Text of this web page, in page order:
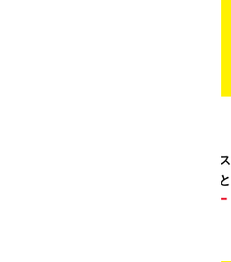
。ガソリンス
整備工場の既存インフラを活用すること
リー